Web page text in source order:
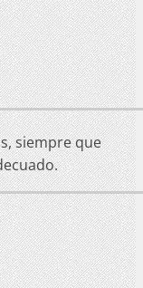
siempre que